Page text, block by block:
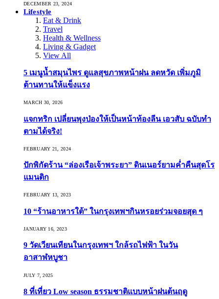
DECEMBER 23, 2024
Lifestyle
Eat & Drink
Travel
Health & Wellness
Living & Gadget
View All
5 เมนูน้ำสมุนไพร ดูแลสุขภาพหน้าฝน ลดหวัด เพิ่มภูมิ
ต้านทานให้แข็งแรง
MARCH 30, 2026
แจกทริก เปลี่ยนพุงป่องให้เป็นหน้าท้องลีน เอวสับ ฉบับทำ
ตามได้จริง!
FEBRUARY 21, 2024
ปักพิกัดร้าน “ล่องเรือเจ้าพระยา” ดินเนอร์ยามค่ำคืนสุดโร
แมนติก
FEBRUARY 13, 2023
10 “ร้านอาหารใต้” ในกรุงเทพฯกินหรอยร่วมจอยสุด ๆ
JANUARY 16, 2023
9 วัดเวียนเทียนในกรุงเทพฯ ใกล้รถไฟฟ้า ในวัน
อาสาฬหบูชา
JULY 7, 2025
8 ที่เที่ยว Low season ธรรมชาติแบบหน้าฝนต้นฤดู️